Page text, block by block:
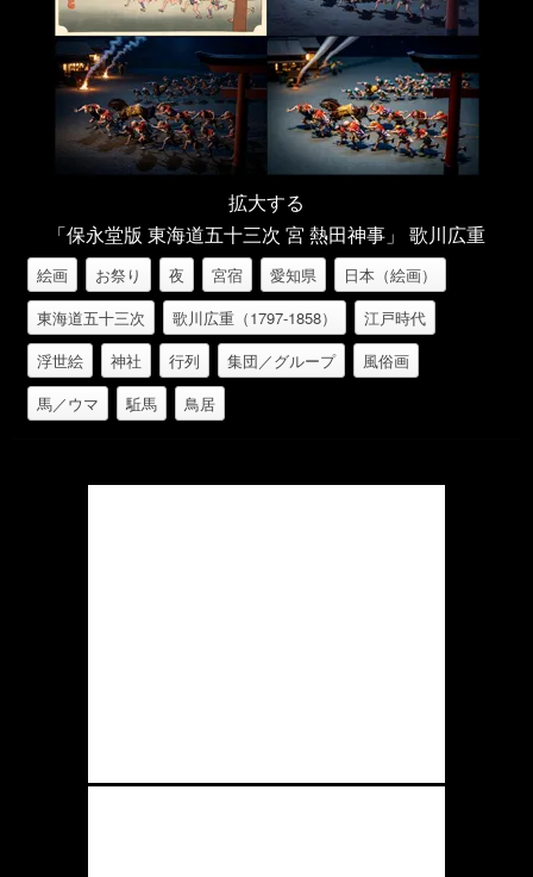
拡大する
「保永堂版 東海道五十三次 宮 熱田神事」 歌川広重
絵画 お祭り 夜 宮宿 愛知県
日本（絵画）
東海道五十三次
歌川広重（1797-1858）
江戸時代
浮世絵
神社 行列 集団／グループ
風俗画
馬／ウマ
駈馬 鳥居